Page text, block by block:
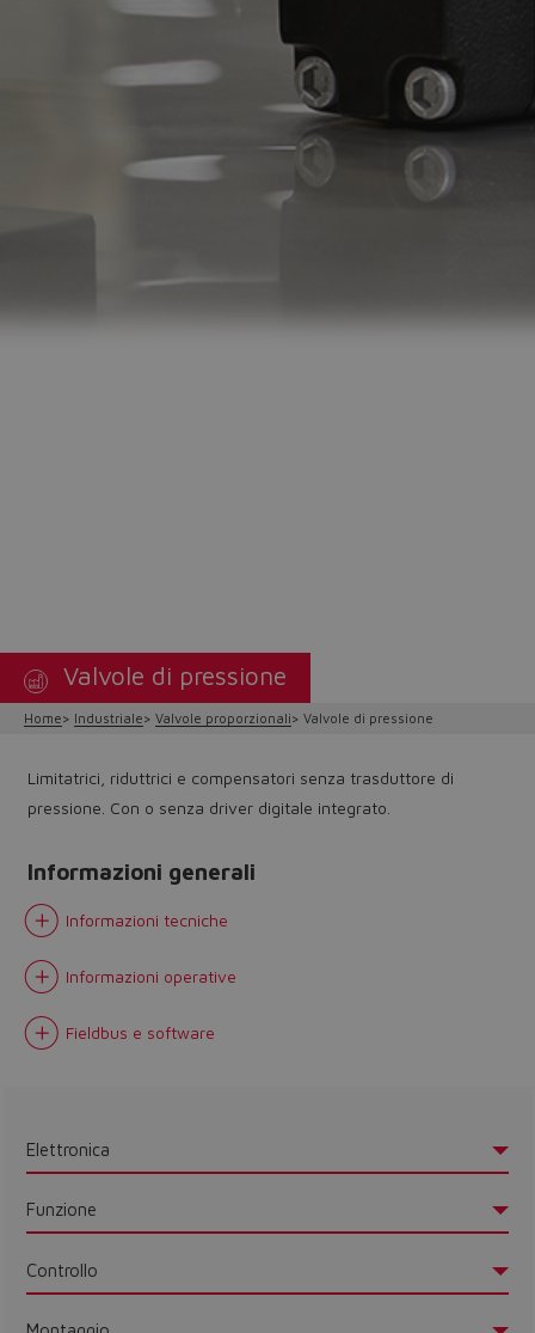
Valvole di pressione
Home Industriale Valvole proporzionali Valvole di pressione
Limitatrici, riduttrici e compensatori senza trasduttore di
pressione. Con o senza driver digitale integrato.
Informazioni generali
Informazioni tecniche
Informazioni operative
Fieldbus e software
Elettronica
Funzione
Controllo